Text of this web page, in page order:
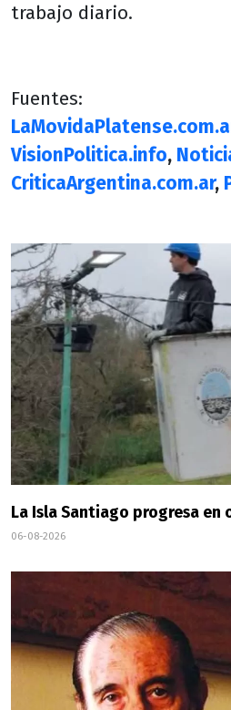
trabajo diario.
Fuentes:
VisionPolitica.info,
CriticaArgentina.com.ar,
La Isla Santiago progresa en
06-08-2026